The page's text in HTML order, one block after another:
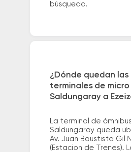
búsqueda.
¿Dónde quedan las
terminales de micro
Saldungaray a
La terminal de
Saldungaray queda
Av. Juan Baustista Gil
(Estacion de Trenes).